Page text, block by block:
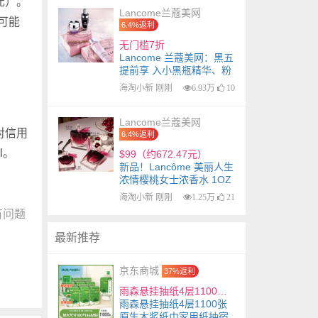
能
信用
题
Lancome兰蔻美网
6.4%返利
无门槛7折
Lancome 兰蔻美网：黑五
提前享 入小黑瓶精华、粉
水
海淘小新 刚刚 6.93万 10
Lancome兰蔻美网
6.4%返利
$99（约672.47元）
新品！Lancôme 美丽人生
浓情樱桃女士浓香水 1OZ
海淘小新 刚刚 1.25万 21
最新推荐
京东商城 37%返利
雨森悬挂抽纸4层1100张原生木浆纸巾家用纸抽宿舍面巾纸餐巾纸 1100张*10提
雨森悬挂抽纸4层1100张